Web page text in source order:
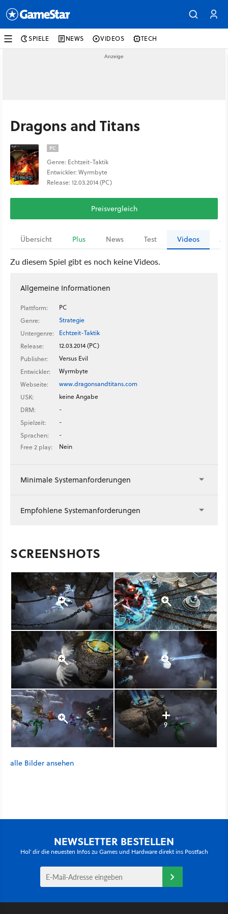
SPIELE NEWS VIDEOS TECH
Dragons and Titans
PC
Genre: Echtzeit-Taktik
Entwickler: Wyrmbyte
Release: 12.03.2014 (PC)
Preisvergleich
Übersicht Plus News Test Videos
Zu diesem Spiel gibt es noch keine Videos.
Allgemeine Informationen
Plattform:
PC
Genre:
Strategie
Untergenre:
Echtzeit-Taktik
Release:
12.03.2014 (PC)
Publisher:
Versus Evil
Entwickler:
Wyrmbyte
Webseite:
www.dragonsandtitans.com
USK:
keine Angabe
DRM:
-
Spielzeit:
-
Sprachen:
-
Free 2 play:
Nein
Minimale Systemanforderungen
Empfohlene Systemanforderungen
SCREENSHOTS
9
alle Bilder ansehen
NEWSLETTER BESTELLEN
Hol' dir die neuesten Infos zu Games und Hardware direkt ins Postfach